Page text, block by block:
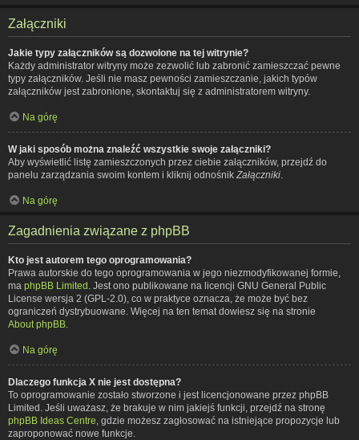
Załączniki
Jakie typy załączników są dozwolone na tej witrynie?
Każdy administrator witryny może zezwolić lub zabronić zamieszczać pewne
typy załączników. Jeśli nie masz pewności zamieszczanie, jakich typów
załączników jest zabronione, skontaktuj się z administratorem witryny.
Na górę
W jaki sposób można znaleźć wszystkie swoje załączniki?
Aby wyświetlić listę zamieszczonych przez ciebie załączników, przejdź do
panelu zarządzania swoim kontem i kliknij odnośnik Załączniki
Na górę
Zagadnienia związane z phpBB
Kto jest autorem tego oprogramowania?
Prawa autorskie do tego oprogramowania w jego niezmodyfikowanej formie,
ma phpBB Limited . Jest ono publikowane na licencji GNU General Public
License wersja 2 (GPL-2.0), co w praktyce oznacza, że może być bez
ograniczeń dystrybuowane. Więcej na ten temat dowiesz się na stronie
About phpBB
Na górę
Dlaczego funkcja X nie jest dostępna?
To oprogramowanie zostało stworzone i jest licencjonowane przez phpBB
Limited. Jeśli uważasz, że brakuje w nim jakiejś funkcji, przejdź na stronę
phpBB Ideas Centre , gdzie możesz zagłosować na istniejące propozycje lub
zaproponować nowe funkcje.